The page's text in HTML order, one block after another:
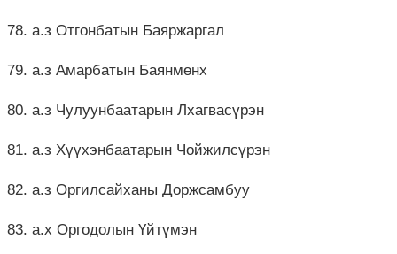
78. а.з Отгонбатын Баяржаргал
79. а.з Амарбатын Баянмөнх
80. а.з Чулуунбаатарын Лхагвасүрэн
81. а.з Хүүхэнбаатарын Чойжилсүрэн
82. а.з Оргилсайханы Доржсамбуу
83. а.х Оргодолын Үйтүмэн